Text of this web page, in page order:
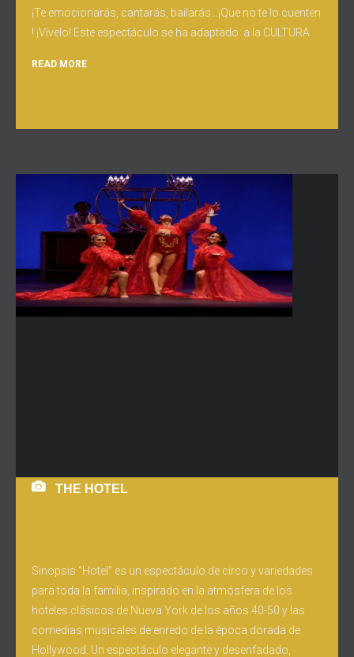
¡Te emocionarás, cantarás, bailarás…¡Que no te lo cuenten
! ¡Vívelo! Este espectáculo se ha adaptado a la CULTURA
READ MORE
THE HOTEL
Sinopsis “Hotel” es un espectáculo de circo y variedades
para toda la familia, inspirado en la atmósfera de los
hoteles clásicos de Nueva York de los años 40-50 y las
comedias musicales de enredo de la época dorada de
Hollywood. Un espectáculo elegante y desenfadado,